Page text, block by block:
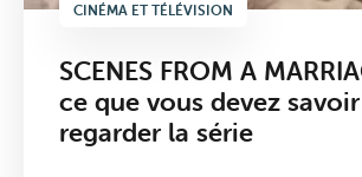
CINÉMA ET TÉLÉVISION
SCENES FROM A
ce que vous devez
regarder la série